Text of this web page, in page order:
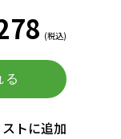
(税込)
る
トに追加